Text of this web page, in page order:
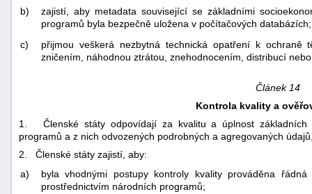
b)
zajistí, aby metadata související se základními
programů byla bezpečně uložena v počítačových databázích;
c)
přijmou veškerá nezbytná technická opatření k ochraně
zničením, náhodnou ztrátou, znehodnocením, distribucí
Článek 14
Kontrola kvality a
1. Členské státy odpovídají za kvalitu a úplnost základních
programů a z nich odvozených podrobných a agregovaných
2. Členské státy zajistí, aby:
a)
byla vhodnými postupy kontroly kvality prováděna
prostřednictvím národních programů;